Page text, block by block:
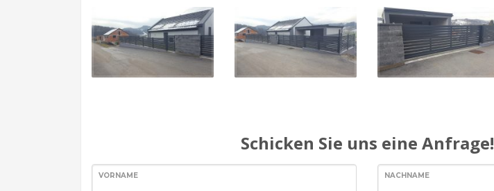
Schicken Sie uns eine Anfrage!
VORNAME NACHNAME